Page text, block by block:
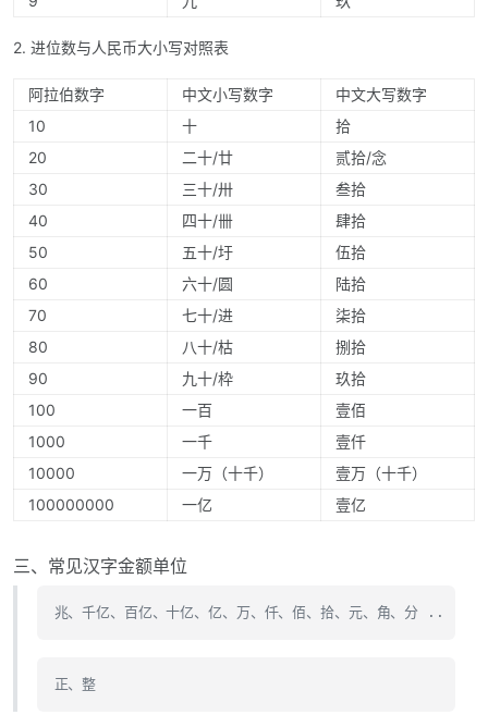
2. 进位数与人民币大小写对照表
阿拉伯数字 中文小写数字
中文大写数字
10
十
拾
20
二十/廿
贰拾/念
30
三十/卅
叁拾
40
四十/卌
肆拾
50
五十/圩
伍拾
60
六十/圆
陆拾
70
七十/进
柒拾
80
八十/枯
捌拾
90
九十/枠
玖拾
100
一百
壹佰
1000
一千
壹仟
10000
一万（十千）
壹万（十千）
100000000
一亿 壹亿
三、常见汉字金额单位
兆、千亿、百亿、十亿、亿、万、仟、佰、拾、元、角、分 ..
正、整